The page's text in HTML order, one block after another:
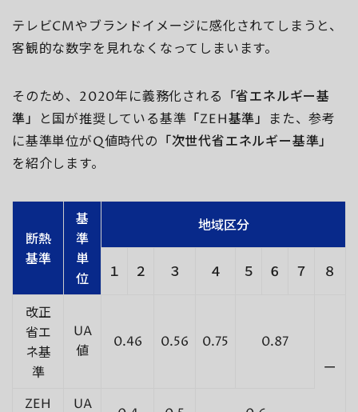
テレビCMやブランドイメージに感化されてしまうと、
客観的な数字を見れなくなってしまいます。
そのため、2020年に義務化される 「省エネルギー基
準」
と国が推奨している基準 「ZEH基準」
また、参考
に基準単位がQ値時代の 「次世代省エネルギー基準」
を紹介します。
断熱
基準
基
準
単
位
地域区分
１ ２ ３ ４ ５ ６ ７ ８
改正
省エ
ネ基
準
UA
値
0.46 0.56 0.75
0.87
ー
ZEH UA